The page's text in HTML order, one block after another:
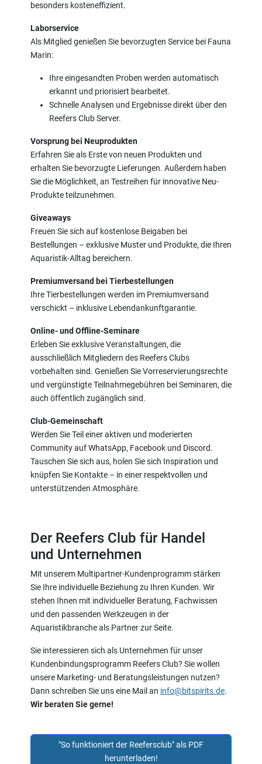
besonders kosteneffizient.
Laborservice
Als Mitglied genießen Sie bevorzugten Service bei Fauna
Marin:
Ihre eingesandten Proben werden automatisch
erkannt und priorisiert bearbeitet.
Schnelle Analysen und Ergebnisse direkt über den
Reefers Club Server.
Vorsprung bei Neuprodukten
Erfahren Sie als Erste von neuen Produkten und
erhalten Sie bevorzugte Lieferungen. Außerdem haben
Sie die Möglichkeit, an Testreihen für innovative Neu-
Produkte teilzunehmen.
Giveaways
Freuen Sie sich auf kostenlose Beigaben bei
Bestellungen – exklusive Muster und Produkte, die Ihren
Aquaristik-Alltag bereichern.
Premiumversand bei Tierbestellungen
Ihre Tierbestellungen werden im Premiumversand
verschickt – inklusive Lebendankunftgarantie.
Online- und Offline-Seminare
Erleben Sie exklusive Veranstaltungen, die
ausschließlich Mitgliedern des Reefers Clubs
vorbehalten sind. Genießen Sie Vorreservierungsrechte
und vergünstigte Teilnahmegebühren bei Seminaren, die
auch öffentlich zugänglich sind.
Club-Gemeinschaft
Werden Sie Teil einer aktiven und moderierten
Community auf WhatsApp, Facebook und Discord.
Tauschen Sie sich aus, holen Sie sich Inspiration und
knüpfen Sie Kontakte – in einer respektvollen und
unterstützenden Atmosphäre.
Der Reefers Club für Handel
und Unternehmen
Mit unserem Multipartner-Kundenprogramm stärken
Sie Ihre individuelle Beziehung zu Ihren Kunden. Wir
stehen Ihnen mit individueller Beratung, Fachwissen
und den passenden Werkzeugen in der
Aquaristikbranche als Partner zur Seite.
Sie interessieren sich als Unternehmen für unser
Kundenbindungsprogramm Reefers Club? Sie wollen
unsere Marketing- und Beratungsleistungen nutzen?
Dann schreiben Sie uns eine Mail an info@bitspirits.de.
Wir beraten Sie gerne!
"So funktioniert der Reefersclub" als PDF
herunterladen!